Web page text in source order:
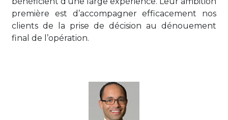
première est d’accompagner efficacement nos
clients de la prise de décision au dénouement
final de l’opération.